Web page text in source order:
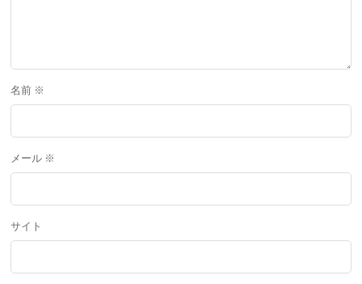
名前 ※
メール ※
サイト